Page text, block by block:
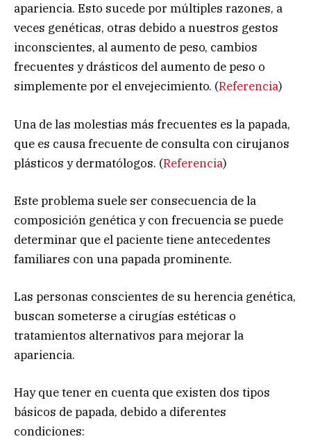
apariencia. Esto sucede por múltiples razones, a
veces genéticas, otras debido a nuestros gestos
inconscientes, al aumento de peso, cambios
frecuentes y drásticos del aumento de peso o
simplemente por el envejecimiento. (Referencia)
Una de las molestias más frecuentes es la papada,
que es causa frecuente de consulta con cirujanos
plásticos y dermatólogos. (Referencia)
Este problema suele ser consecuencia de la
composición genética y con frecuencia se puede
determinar que el paciente tiene antecedentes
familiares con una papada prominente.
Las personas conscientes de su herencia genética,
buscan someterse a cirugías estéticas o
tratamientos alternativos para mejorar la
apariencia.
Hay que tener en cuenta que existen dos tipos
básicos de papada, debido a diferentes
condiciones: